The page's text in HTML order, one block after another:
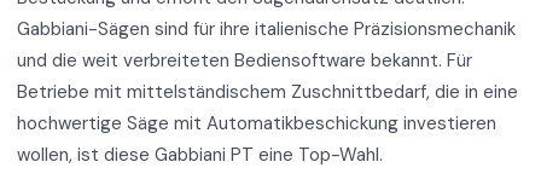
Gabbiani-Sägen sind für ihre italienische Präzisionsmechanik
und die weit verbreiteten Bediensoftware bekannt. Für
Betriebe mit mittelständischem Zuschnittbedarf, die in eine
hochwertige Säge mit Automatikbeschickung investieren
wollen, ist diese Gabbiani PT eine Top-Wahl.